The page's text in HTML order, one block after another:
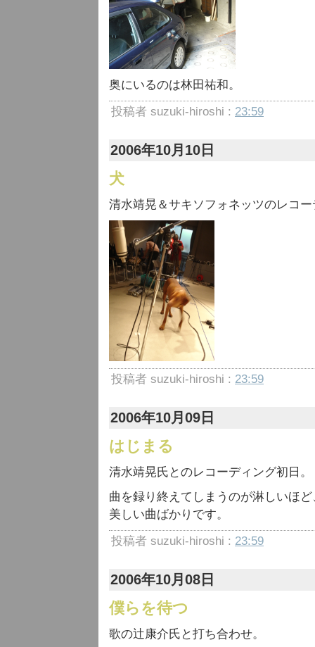
奥にいるのは林田祐和。
投稿者 suzuki-hiroshi : 23:59
2006年10月10日
犬
清水靖晃＆サキソフォネッツのレコ
投稿者 suzuki-hiroshi : 23:59
2006年10月09日
はじまる
清水靖晃氏とのレコーディング初日。
曲を録り終えてしまうのが淋しいほど
美しい曲ばかりです。
投稿者 suzuki-hiroshi : 23:59
2006年10月08日
僕らを待つ
歌の辻康介氏と打ち合わせ。